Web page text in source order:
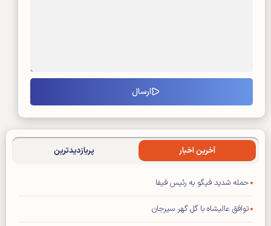
آخرین اخبار پربازدیدترین
حمله شدید فیگو به رئیس فیفا
توافق عالیشاه با گل گهر سیرجان